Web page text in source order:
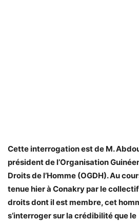
Cette interrogation est de M.
président de l’Organisation
Droits de l’Homme (OGDH). Au
tenue hier à Conakry par le
droits dont il est membre, cet
s’interroger sur la crédibilité que